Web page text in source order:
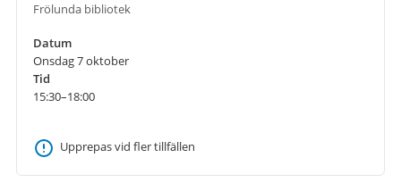
Frölunda bibliotek
Datum
Onsdag 7 oktober
Tid
15:30–18:00
Upprepas vid fler tillfällen